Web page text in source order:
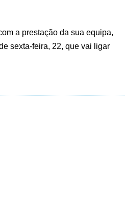
a prestação da sua equipa,
sexta-feira, 22, que vai ligar